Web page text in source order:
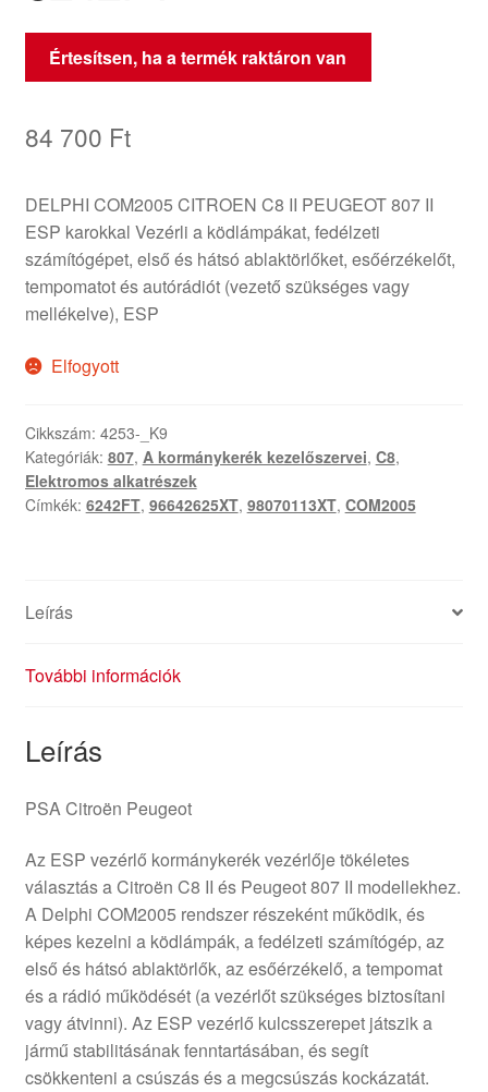
Értesítsen, ha a termék raktáron van
84 700 Ft
DELPHI COM2005 CITROEN C8 II PEUGEOT 807 II
ESP karokkal Vezérli a ködlámpákat, fedélzeti
számítógépet, első és hátsó ablaktörlőket, esőérzékelőt,
tempomatot és autórádiót (vezető szükséges vagy
mellékelve), ESP
Elfogyott
Cikkszám: 4253-_K9
Kategóriák: 807, A kormánykerék kezelőszervei, C8,
Elektromos alkatrészek
Címkék: 6242FT, 96642625XT, 98070113XT, COM2005
Leírás
További információk
Leírás
PSA Citroën Peugeot
Az ESP vezérlő kormánykerék vezérlője tökéletes
választás a Citroën C8 II és Peugeot 807 II modellekhez.
A Delphi COM2005 rendszer részeként működik, és
képes kezelni a ködlámpák, a fedélzeti számítógép, az
első és hátsó ablaktörlők, az esőérzékelő, a tempomat
és a rádió működését (a vezérlőt szükséges biztosítani
vagy átvinni). Az ESP vezérlő kulcsszerepet játszik a
jármű stabilitásának fenntartásában, és segít
csökkenteni a csúszás és a megcsúszás kockázatát.